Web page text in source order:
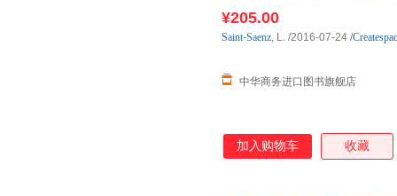
¥205.00
中华商务进口图书旗舰店
Saint-Saenz, L. /2016-07-24 /
加入购物车 收藏